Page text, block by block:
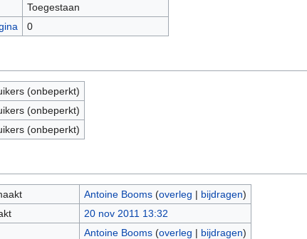
Toegestaan
0
(onbeperkt)
(onbeperkt)
(onbeperkt)
Antoine Booms (overleg | bijdragen)
20 nov 2011 13:32
Antoine Booms (overleg | bijdragen)